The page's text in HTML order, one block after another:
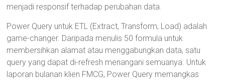
menjadi responsif terhadap perubahan data.
Power Query untuk ETL (Extract, Transform, Load) adalah
game-changer. Daripada menulis 50 formula untuk
membersihkan alamat atau menggabungkan data, satu
query yang dapat di-refresh menangani semuanya. Untuk
laporan bulanan klien FMCG, Power Query memangkas